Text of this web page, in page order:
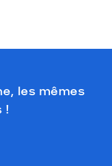
les mêmes
!